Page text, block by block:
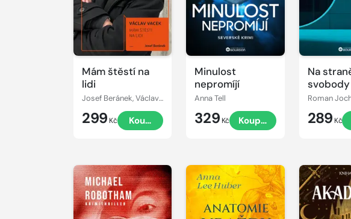
Mám štěstí na
lidi
Josef Beránek, Václav Vacek
299 Kč Koupit
Minulost
nepromíjí
Anna Tell
329 Kč Koupit
Na
svobody
Roman
289 Kč